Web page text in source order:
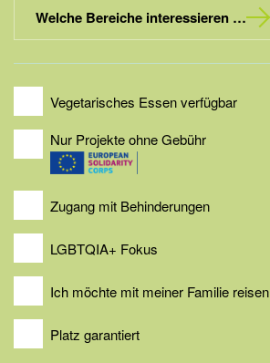
Welche Bereiche interessieren dich?
Vegetarisches Essen verfügbar
Nur Projekte ohne Gebühr
Zugang mit Behinderungen
LGBTQIA+ Fokus
Ich möchte mit meiner Familie reisen
Platz garantiert